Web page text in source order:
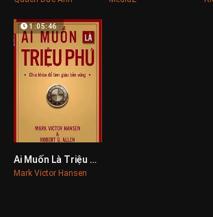
0
1:05:46
Ai Muốn Là Triệu Phú
Mark Victor Hansen